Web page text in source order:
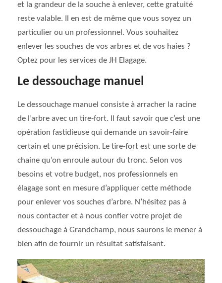
et la grandeur de la souche à enlever, cette gratuité
reste valable. Il en est de même que vous soyez un
particulier ou un professionnel. Vous souhaitez
enlever les souches de vos arbres et de vos haies ?
Optez pour les services de JH Elagage.
Le dessouchage manuel
Le dessouchage manuel consiste à arracher la racine
de l’arbre avec un tire-fort. Il faut savoir que c’est une
opération fastidieuse qui demande un savoir-faire
certain et une précision. Le tire-fort est une sorte de
chaine qu’on enroule autour du tronc. Selon vos
besoins et votre budget, nos professionnels en
élagage sont en mesure d’appliquer cette méthode
pour enlever vos souches d’arbre. N’hésitez pas à
nous contacter et à nous confier votre projet de
dessouchage à Grandchamp, nous saurons le mener à
bien afin de fournir un résultat satisfaisant.